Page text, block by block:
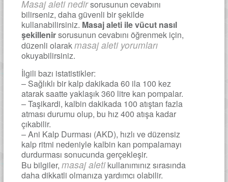
Masaj aleti nedirsorusunun cevabını
bilirseniz, daha güvenli bir şekilde
kullanabilirsiniz. Masaj aleti ile vücut nasıl
şekillenirsorusunun cevabını öğrenmek için,
düzenli olarakmasaj aleti yorumları
okuyabilirsiniz.
İlgili bazı istatistikler:
– Sağlıklı bir kalp dakikada 60 ila 100 kez
atarak saatte yaklaşık 360 litre kan pompalar.
– Taşikardi, kalbin dakikada 100 atıştan fazla
atması durumu olup, bu hız 400 atışa kadar
çıkabilir.
– Ani Kalp Durması (AKD), hızlı ve düzensiz
kalp ritmi nedeniyle kalbin kan pompalamayı
durdurması sonucunda gerçekleşir.
Bu bilgiler, masaj aletikullanımınız sırasında
daha dikkatli olmanıza yardımcı olabilir.